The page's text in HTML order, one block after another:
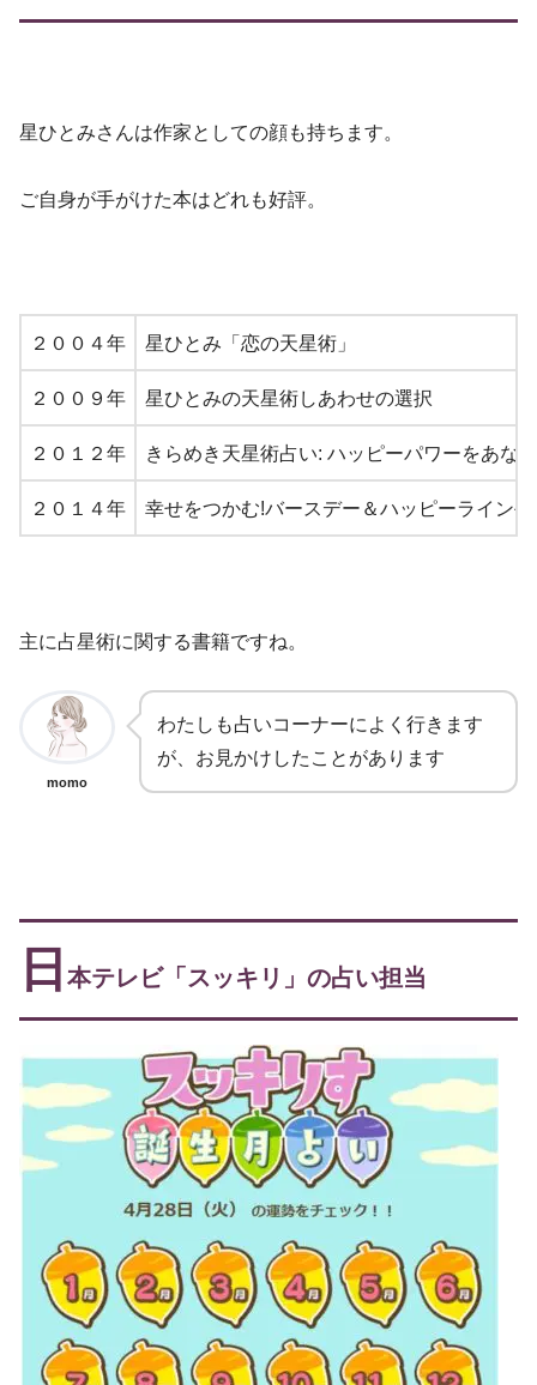
星ひとみさんは作家としての顔も持ちます。
ご自身が手がけた本はどれも好評。
２００４年 星ひとみ「恋の天星術」
２００９年 星ひとみの天星術しあわせの選択
２０１２年 きらめき天星術占い: ハッピーパワーをあな
２０１４年 幸せをつかむ!バースデー＆ハッピーライン
主に占星術に関する書籍ですね。
momo
わたしも占いコーナーによく行きます
が、お見かけしたことがあります
日 本テレビ「スッキリ」の占い担当